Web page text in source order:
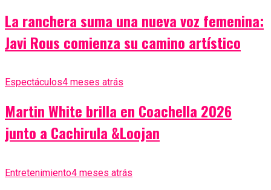
La ranchera suma una nueva voz femenina:
Javi Rous comienza su camino artístico
Espectáculos4 meses atrás
Martin White brilla en Coachella 2026
junto a Cachirula &Loojan
Entretenimiento4 meses atrás